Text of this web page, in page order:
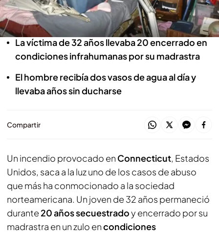
para escapar de la casa donde permanecía
secuestrado
La víctima de 32 años llevaba 20 encerrado en
condiciones infrahumanas por su madrastra
El hombre recibía dos vasos de agua al día y
llevaba años sin ducharse
Compartir
Un incendio provocado en Connecticut, Estados
Unidos, saca a la luz uno de los casos de abuso
que más ha conmocionado a la sociedad
norteamericana. Un joven de 32 años permaneció
durante 20 años secuestradoy encerrado por su
madrastra en un zulo encondiciones